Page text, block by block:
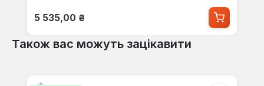
Звичайна ціна:
5 535,00 ₴
Також вас можуть зацікавити